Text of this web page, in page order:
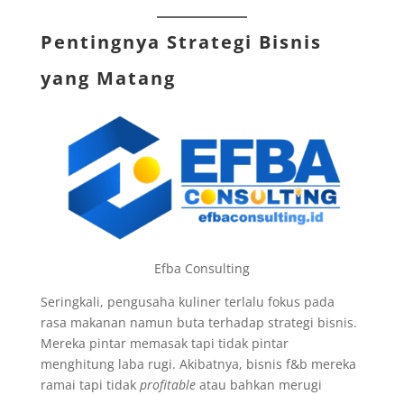
Pentingnya Strategi Bisnis
yang Matang
Efba Consulting
Seringkali, pengusaha kuliner terlalu fokus pada
rasa makanan namun buta terhadap strategi bisnis.
Mereka pintar memasak tapi tidak pintar
menghitung laba rugi. Akibatnya, bisnis f&b mereka
ramai tapi tidak profitableatau bahkan merugi